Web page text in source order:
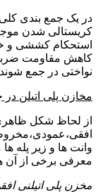
در یک جمع بندی کلی
کریستالی شدن
استحکام کششی و
کاهش مقاومت
نواختی در جمع
مخازن پلی اتیلن
از لحاظ شکل
وانت ها و زیر پله
معرفی برخی از آن
مخزن پلی اتیلنی